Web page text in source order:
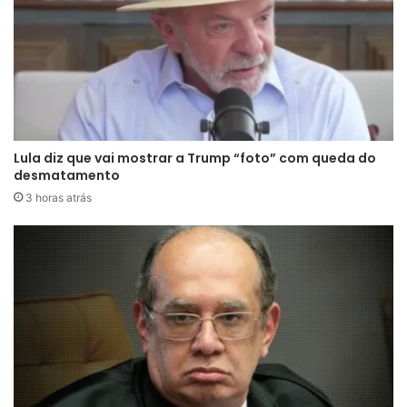
ao procedimento fiscal. O ministro também
determinou que a decisão fosse comunicada à
Receita Federal, à Polícia Federal em São Paulo e
à Procuradoria-Geral da República para que as
providências necessárias fossem adotadas.
O caso das joias ganhou repercussão após a
nos Estados Unidos, de presentes recebidos
durante o governo Bolsonaro. Em 2024, a
corporação indiciou o ex-presidente pelos crimes
de associação criminosa, lavagem de dinheiro e
apropriação de bens públicos, sustentando que a
comercialização dos itens teria como finalidade o
Lula diz que vai mostrar a Trump “foto” com queda do
desmatamento
3 horas atrás